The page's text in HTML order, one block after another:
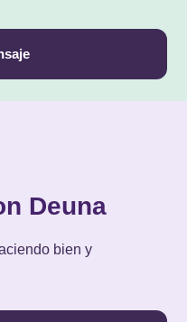
Deuna
bien y